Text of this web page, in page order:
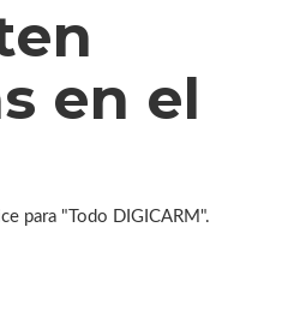
en el
para "Todo DIGICARM".